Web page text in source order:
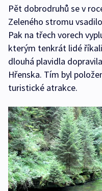
Pět dobrodruhů se v
Zeleného stromu
Pak na třech vorech
kterým tenkrát lidé
dlouhá plavidla
Hřenska. Tím byl
turistické atrakce.